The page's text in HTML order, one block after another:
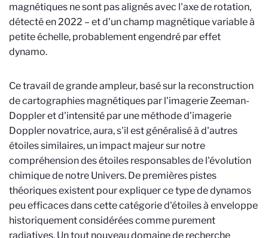
magnétiques ne sont pas alignés avec l'axe de rotation,
détecté en 2022 – et d'un champ magnétique variable à
petite échelle, probablement engendré par effet
dynamo.
Ce travail de grande ampleur, basé sur la reconstruction
de cartographies magnétiques par l'imagerie Zeeman-
Doppler et d'intensité par une méthode d'imagerie
Doppler novatrice, aura, s'il est généralisé à d'autres
étoiles similaires, un impact majeur sur notre
compréhension des étoiles responsables de l'évolution
chimique de notre Univers. De premières pistes
théoriques existent pour expliquer ce type de dynamos
peu efficaces dans cette catégorie d'étoiles à enveloppe
historiquement considérées comme purement
radiatives. Un tout nouveau domaine de recherche